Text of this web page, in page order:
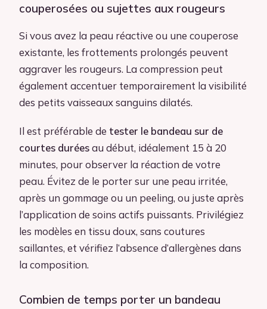
couperosées ou sujettes aux rougeurs
Si vous avez la peau réactive ou une couperose
existante, les frottements prolongés peuvent
aggraver les rougeurs. La compression peut
également accentuer temporairement la visibilité
des petits vaisseaux sanguins dilatés.
Il est préférable de tester le bandeau sur de
courtes duréesau début, idéalement 15 à 20
minutes, pour observer la réaction de votre
peau. Évitez de le porter sur une peau irritée,
après un gommage ou un peeling, ou juste après
l’application de soins actifs puissants. Privilégiez
les modèles en tissu doux, sans coutures
saillantes, et vérifiez l’absence d’allergènes dans
la composition.
Combien de temps porter un bandeau